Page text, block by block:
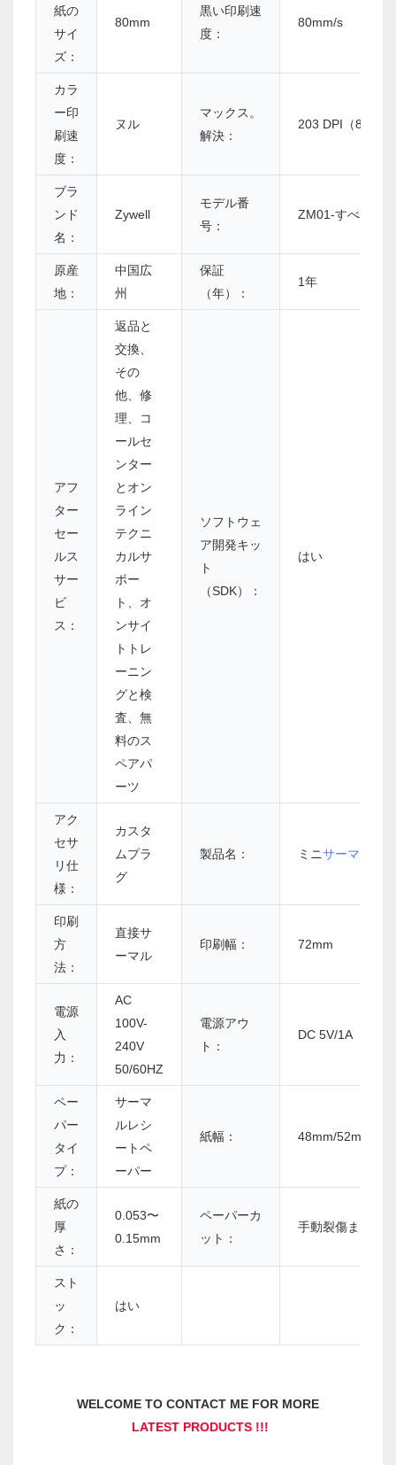
紙の
サイ
ズ：
80mm
黒い印刷速
度：
80mm/s
カラ
ー印
刷速
度：
ヌル
マックス。
解決：
203 DPI（8ドッ
ブラ
ンド
名：
Zywell
モデル番
号：
ZM01-すべて
原産
地：
中国広
州
保証
（年）：
1年
アフ
ター
セー
ルス
サー
ビ
ス：
返品と
交換、
その
他、修
理、コ
ールセ
ンター
とオン
ライン
テクニ
カルサ
ポー
ト、オ
ンサイ
トトレ
ーニン
グと検
査、無
料のス
ペアパ
ーツ
ソフトウェ
ア開発キッ
ト
（SDK）：
はい
アク
セサ
リ仕
様：
カスタ
ムプラ
グ
製品名： ミニサーマルレ
印刷
方
法：
直接サ
ーマル
印刷幅： 72mm
電源
入
力：
AC
100V-
240V
50/60HZ
電源アウ
ト：
DC 5V/1A
ペー
パー
タイ
プ：
サーマ
ルレシ
ートペ
ーパー
紙幅： 48mm/52mm/
紙の
厚
さ：
0.053〜
0.15mm
ペーパーカ
ット：
手動裂傷または
スト
ッ
ク：
はい